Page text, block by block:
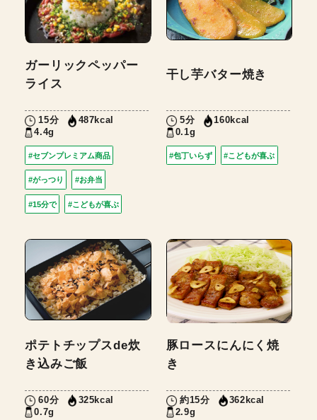
ガーリックペッパー
ライス
15分
487kcal
4.4g
#セブンプレミアム商品
#がっつり #お弁当
#15分で #こどもが喜ぶ
干し芋バター焼き
5分
160kcal
0.1g
#包丁いらず #こどもが喜ぶ
ポテトチップスde炊
き込みご飯
60分
325kcal
0.7g
豚ロースにんにく焼
き
約15分
362kcal
2.9g